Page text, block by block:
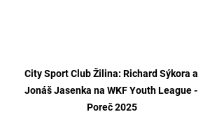
City Sport Club Žilina: Richard Sýkora a
Jonáš Jasenka na WKF Youth League -
Poreč 2025